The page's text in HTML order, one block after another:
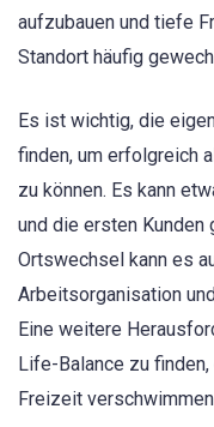
aufzubauen und tiefe
Standort häufig
Es ist wichtig, die
finden, um erfolgreich
zu können. Es kann
und die ersten Kunden
Ortswechsel kann es
Arbeitsorganisation
Eine weitere
Life-Balance zu
Freizeit